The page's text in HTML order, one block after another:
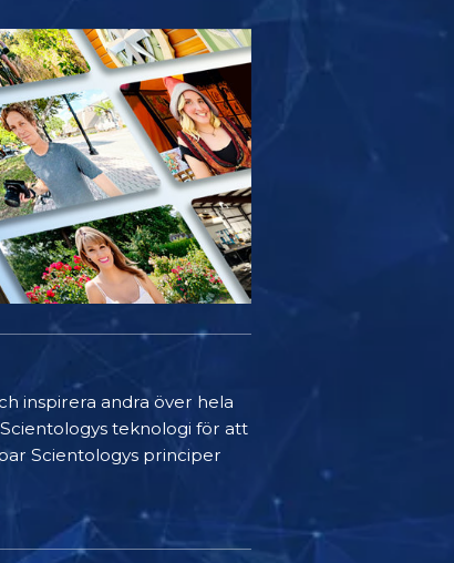
inspirera andra över hela
teknologi för att
Scientologys principer